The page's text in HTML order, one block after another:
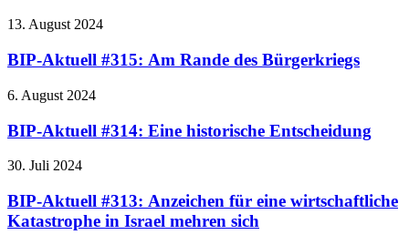
13. August 2024
BIP-Aktuell #315: Am Rande des Bürgerkriegs
6. August 2024
BIP-Aktuell #314: Eine historische Entscheidung
30. Juli 2024
BIP-Aktuell #313: Anzeichen für eine wirtschaftliche
Katastrophe in Israel mehren sich